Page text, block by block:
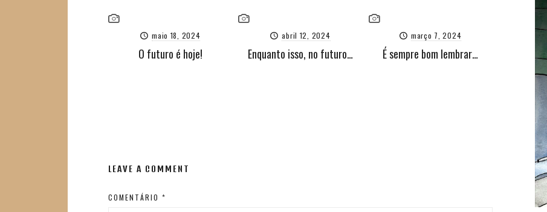
maio 18, 2024
O futuro é hoje!
abril 12, 2024
Enquanto isso, no futuro…
março 7, 2024
É sempre bom lembrar…
LEAVE A COMMENT
COMENTÁRIO*